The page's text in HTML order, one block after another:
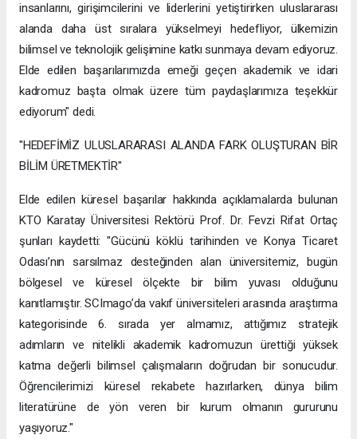
insanlarını, girişimcilerini ve liderlerini yetiştirirken uluslararası
alanda daha üst sıralara yükselmeyi hedefliyor, ülkemizin
bilimsel ve teknolojik gelişimine katkı sunmaya devam ediyoruz.
Elde edilen başarılarımızda emeği geçen akademik ve idari
kadromuz başta olmak üzere tüm paydaşlarımıza teşekkür
ediyorum" dedi.
"HEDEFİMİZ ULUSLARARASI ALANDA FARK OLUŞTURAN BİR
BİLİM ÜRETMEKTİR"
Elde edilen küresel başarılar hakkında açıklamalarda bulunan
KTO Karatay Üniversitesi Rektörü Prof. Dr. Fevzi Rifat Ortaç
şunları kaydetti: "Gücünü köklü tarihinden ve Konya Ticaret
Odası’nın sarsılmaz desteğinden alan üniversitemiz, bugün
bölgesel ve küresel ölçekte bir bilim yuvası olduğunu
kanıtlamıştır. SCImago’da vakıf üniversiteleri arasında araştırma
kategorisinde 6. sırada yer almamız, attığımız stratejik
adımların ve nitelikli akademik kadromuzun ürettiği yüksek
katma değerli bilimsel çalışmaların doğrudan bir sonucudur.
Öğrencilerimizi küresel rekabete hazırlarken, dünya bilim
literatürüne de yön veren bir kurum olmanın gururunu
yaşıyoruz."